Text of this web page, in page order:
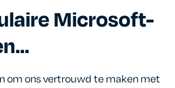
Microsoft-
om ons vertrouwd te maken met